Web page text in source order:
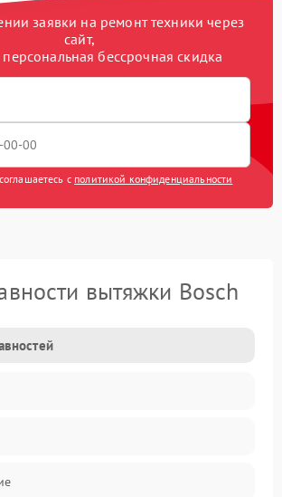
заявки на ремонт техники через
сайт,
персональная бессрочная скидка
с политикой конфиденциальности
вытяжки Bosch